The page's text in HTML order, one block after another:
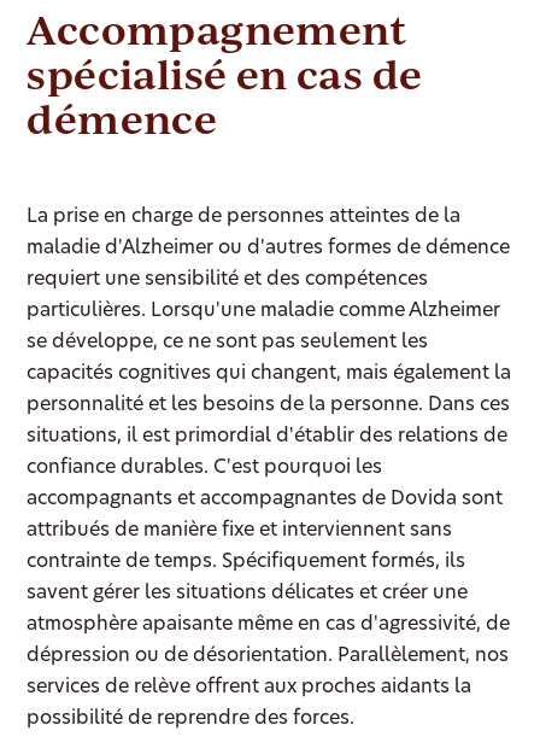
Accompagnement
spécialisé en cas de
démence
La prise en charge de personnes atteintes de la
maladie d'Alzheimer ou d'autres formes de démence
requiert une sensibilité et des compétences
particulières. Lorsqu'une maladie comme Alzheimer
se développe, ce ne sont pas seulement les
capacités cognitives qui changent, mais également la
personnalité et les besoins de la personne. Dans ces
situations, il est primordial d'établir des relations de
confiance durables. C'est pourquoi les
accompagnants et accompagnantes de Dovida sont
attribués de manière fixe et interviennent sans
contrainte de temps. Spécifiquement formés, ils
savent gérer les situations délicates et créer une
atmosphère apaisante même en cas d'agressivité, de
dépression ou de désorientation. Parallèlement, nos
services de relève offrent aux proches aidants la
possibilité de reprendre des forces.